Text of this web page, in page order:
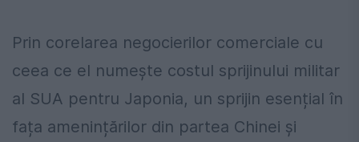
Prin corelarea negocierilor comerciale cu
ceea ce el numește costul sprijinului militar
al SUA pentru Japonia, un sprijin esențial în
fața amenințărilor din partea Chinei și